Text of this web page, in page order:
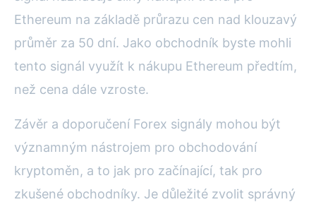
Ethereum na základě průrazu cen nad klouzavý
průměr za 50 dní. Jako obchodník byste mohli
tento signál využít k nákupu Ethereum předtím,
než cena dále vzroste.
Závěr a doporučení Forex signály mohou být
významným nástrojem pro obchodování
kryptoměn, a to jak pro začínající, tak pro
zkušené obchodníky. Je důležité zvolit správný